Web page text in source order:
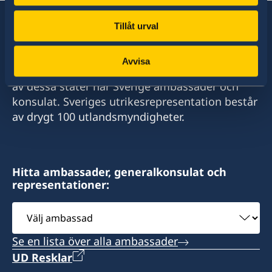
Tillåt urval
Avvisa
Sverige har diplomatiska förbindelser med i
stort sett alla stater i världen. I ungefär hälften
av dessa stater har Sverige ambassader och
konsulat. Sveriges utrikesrepresentation består
av drygt 100 utlandsmyndigheter.
Hitta ambassader, generalkonsulat och
representationer:
Välj
ambassad
Se en lista över alla ambassader
UD Resklar